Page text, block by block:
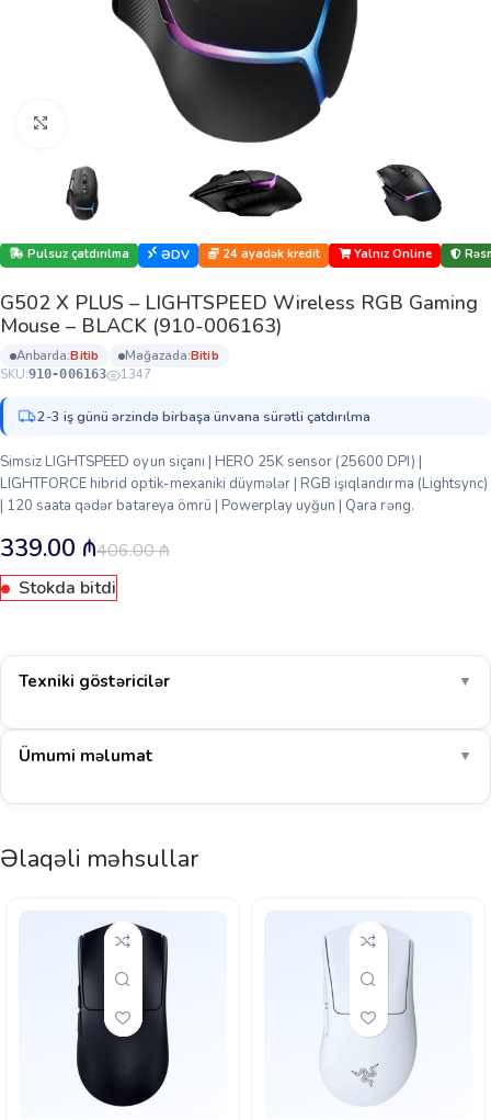
Böyütmək üçün klikləyin
Pulsuz çatdırılma ƏDV 24 ayadək kredit Yalnız Online
G502 X PLUS – LIGHTSPEED Wireless RGB Gaming
Mouse – BLACK (910-006163)
anbarda: bi̇ti̇b mağazada: bi̇ti̇b
SKU:910-006163 1347
2-3 iş günü ərzində birbaşa ünvana sürətli çatdırılma
Simsiz LIGHTSPEED oyun siçanı | HERO 25K sensor (25600 DPI) |
LIGHTFORCE hibrid optik-mexaniki düymələr | RGB işıqlandırma (Lightsync)
| 120 saata qədər batareya ömrü | Powerplay uyğun | Qara rəng.
406.00₼
339.00 ₼
Stokda bitdi
Texniki göstəricilər ▼
Ümumi məlumat ▼
Əlaqəli məhsullar